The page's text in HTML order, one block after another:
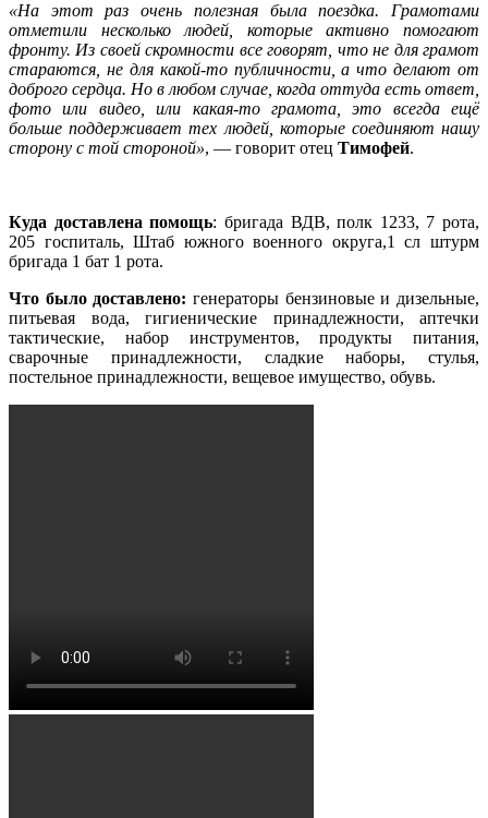
«На этот раз очень полезная была поездка. Грамотами
отметили несколько людей, которые активно помогают
фронту. Из своей скромности все говорят, что не для грамот
стараются, не для какой-то публичности, а что делают от
доброго сердца. Но в любом случае, когда оттуда есть ответ,
фото или видео, или какая-то грамота, это всегда ещё
больше поддерживает тех людей, которые соединяют нашу
сторону с той стороной», — говорит отец Тимофей.
Куда доставлена помощь: бригада ВДВ, полк 1233, 7 рота,
205 госпиталь, Штаб южного военного округа,1 сл штурм
бригада 1 бат 1 рота.
Что было доставлено: генераторы бензиновые и дизельные,
питьевая вода, гигиенические принадлежности, аптечки
тактические, набор инструментов, продукты питания,
сварочные принадлежности, сладкие наборы, стулья,
постельное принадлежности, вещевое имущество, обувь.